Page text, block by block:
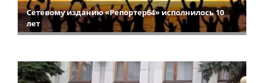
Сетевому изданию «Репортер64» исполнилось 10
лет